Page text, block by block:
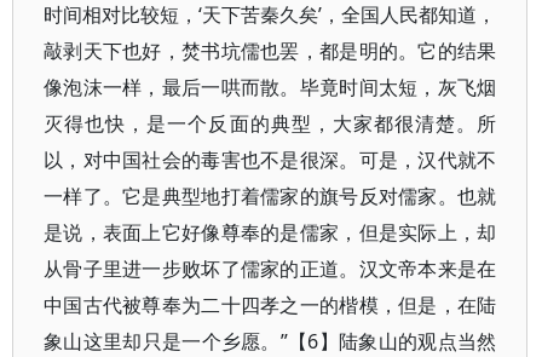
时间相对比较短，‘天下苦秦久矣’，全国人民都知道，
敲剥天下也好，焚书坑儒也罢，都是明的。它的结果
像泡沫一样，最后一哄而散。毕竟时间太短，灰飞烟
灭得也快，是一个反面的典型，大家都很清楚。所
以，对中国社会的毒害也不是很深。可是，汉代就不
一样了。它是典型地打着儒家的旗号反对儒家。也就
是说，表面上它好像尊奉的是儒家，但是实际上，却
从骨子里进一步败坏了儒家的正道。汉文帝本来是在
中国古代被尊奉为二十四孝之一的楷模，但是，在陆
象山这里却只是一个乡愿。”【6】陆象山的观点当然